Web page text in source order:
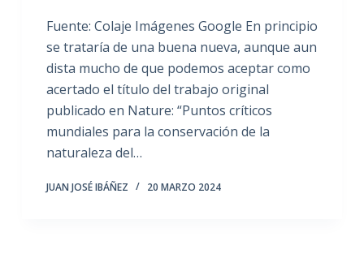
Fuente: Colaje Imágenes Google En principio
se trataría de una buena nueva, aunque aun
dista mucho de que podemos aceptar como
acertado el título del trabajo original
publicado en Nature: “Puntos críticos
mundiales para la conservación de la
naturaleza del…
JUAN JOSÉ IBÁÑEZ 20 MARZO 2024